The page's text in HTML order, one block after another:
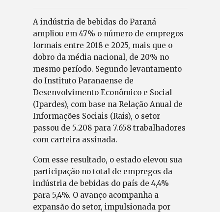
A indústria de bebidas do Paraná
ampliou em 47% o número de empregos
formais entre 2018 e 2025, mais que o
dobro da média nacional, de 20% no
mesmo período. Segundo levantamento
do Instituto Paranaense de
Desenvolvimento Econômico e Social
(Ipardes), com base na Relação Anual de
Informações Sociais (Rais), o setor
passou de 5.208 para 7.658 trabalhadores
com carteira assinada.
Com esse resultado, o estado elevou sua
participação no total de empregos da
indústria de bebidas do país de 4,4%
para 5,4%. O avanço acompanha a
expansão do setor, impulsionada por